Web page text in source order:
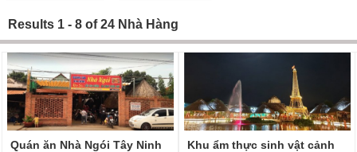
Results 1 - 8 of 24 Nhà Hàng
Quán ăn Nhà Ngói Tây Ninh
Khu ẩm thực sinh vật cảnh